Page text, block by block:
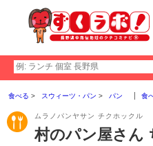
食べる スウィーツ・パン パン 食
ムラノパンヤサン チクホックル
村のパン屋さん